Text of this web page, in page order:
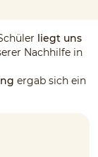
liegt uns
Nachhilfe in
ergab sich ein